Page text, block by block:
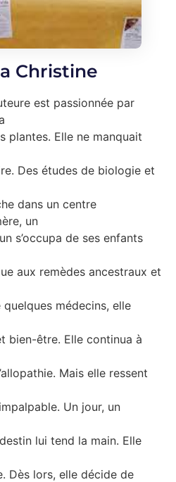
Christine
est passionnée par
plantes. Elle ne manquait
Des études de biologie et
dans un centre
un
s’occupa de ses enfants
aux remèdes ancestraux et
médecins, elle
bien-être. Elle continua à
Mais elle ressent
Un jour, un
lui tend la main. Elle
Dès lors, elle décide de